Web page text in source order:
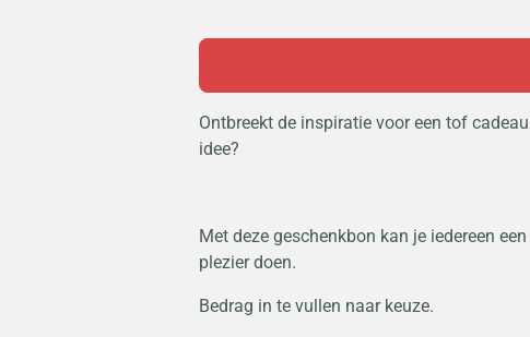
Ontbreekt de inspiratie voor een tof cadeau
idee?
Met deze geschenkbon kan je iedereen een
plezier doen.
Bedrag in te vullen naar keuze.